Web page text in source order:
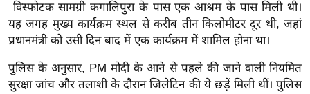
म
नो
रं
ज
न
विस्फोटक सामग्री कगालिपुरा के पास एक आश्रम के पास मिली थी।
यह जगह मुख्य कार्यक्रम स्थल से करीब तीन किलोमीटर दूर थी, जहां
प्रधानमंत्री को उसी दिन बाद में एक कार्यक्रम में शामिल होना था।
पुलिस के अनुसार, PM मोदी के आने से पहले की जाने वाली नियमित
सुरक्षा जांच और तलाशी के दौरान जिलेटिन की ये छड़ें मिली थीं। पुलिस